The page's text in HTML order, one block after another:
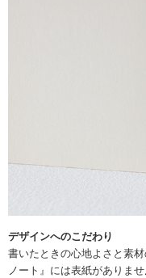
デザインへのこだわり
書いたときの心地よさと素
ノート』には表紙がありま